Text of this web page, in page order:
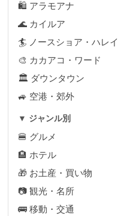
🛍 アラモアナ
🌊 カイルア
🏄 ノースショア・ハレ
🎨 カカアコ・ワード
🏛 ダウンタウン
🚙 空港・郊外
▼ ジャンル別
🍔 グルメ
🏨 ホテル
🎁 お土産・買い物
📷 観光・名所
🚌 移動・交通